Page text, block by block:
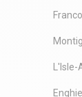
d'avance